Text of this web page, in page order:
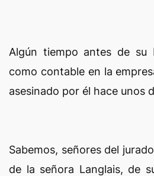
Algún tiempo antes de su
como contable en la
asesinado por él hace unos
Sabemos, señores del
de la señora Langlais, de